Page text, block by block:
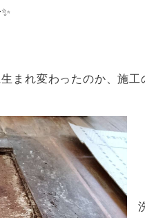
まれ変わったのか、施工